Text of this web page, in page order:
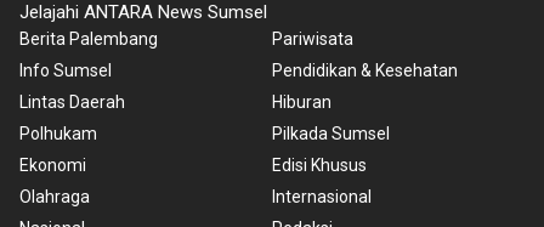
Jelajahi ANTARA News Sumsel
Berita Palembang
Info Sumsel
Lintas Daerah
Polhukam
Ekonomi
Olahraga
Pariwisata
Pendidikan & Kesehatan
Hiburan
Pilkada Sumsel
Edisi Khusus
Internasional